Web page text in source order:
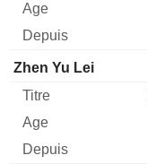
Zhen Yu Lei